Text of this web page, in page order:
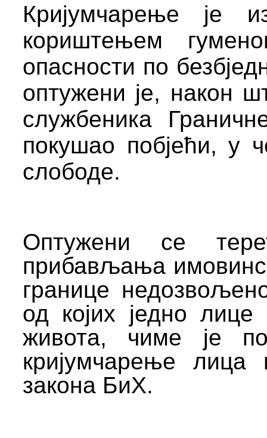
Кријумчарење је
кориштењем
опасности по безбјед
оптужени је, након
службеника
покушао побјећи, у
слободе.
Оптужени се
прибављања
границе
од којих једнолице
живота, чиме је
кријумчарење лица
закона БиХ.